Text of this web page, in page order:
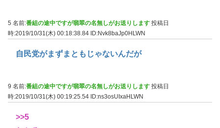
5 名前:番組の途中ですが翡翠の名無しがお送りします 投稿日
時:2019/10/31(木) 00:18:38.84 ID:Nvk8baJp0HLWN
自民党がまずまともじゃないんだが
9 名前:番組の途中ですが翡翠の名無しがお送りします 投稿日
時:2019/10/31(木) 00:19:25.54 ID:ns3osUIxaHLWN
>>5